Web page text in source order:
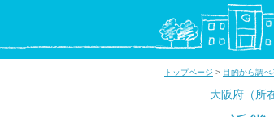
トップページ > 目的から調べ
大阪府（所